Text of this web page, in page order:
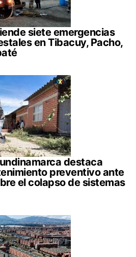
siete emergencias
en Tibacuy, Pacho,
destaca
preventivo ante
el colapso de sistemas